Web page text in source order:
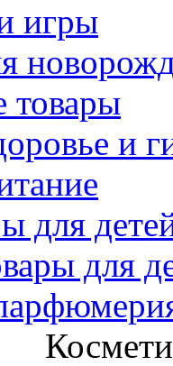
игры
и
для
для